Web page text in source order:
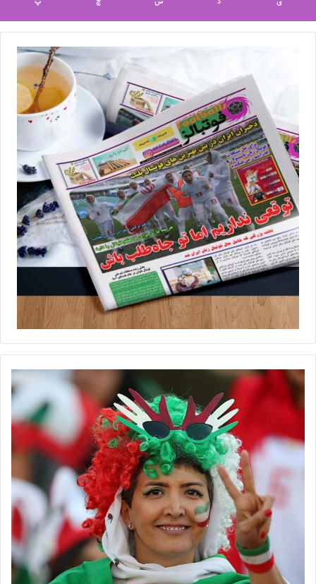
را در اینستاگرام دنبال کنید ◾️footballs.women@
برچسب ها ایستا زنان فوتبال بانوان لیگ برتر نیلوفر اردلان